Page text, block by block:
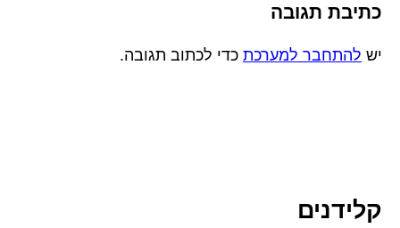
כתיבת תגובה
יש להתחבר למערכת כדי לכתוב תגובה.
קלידנים